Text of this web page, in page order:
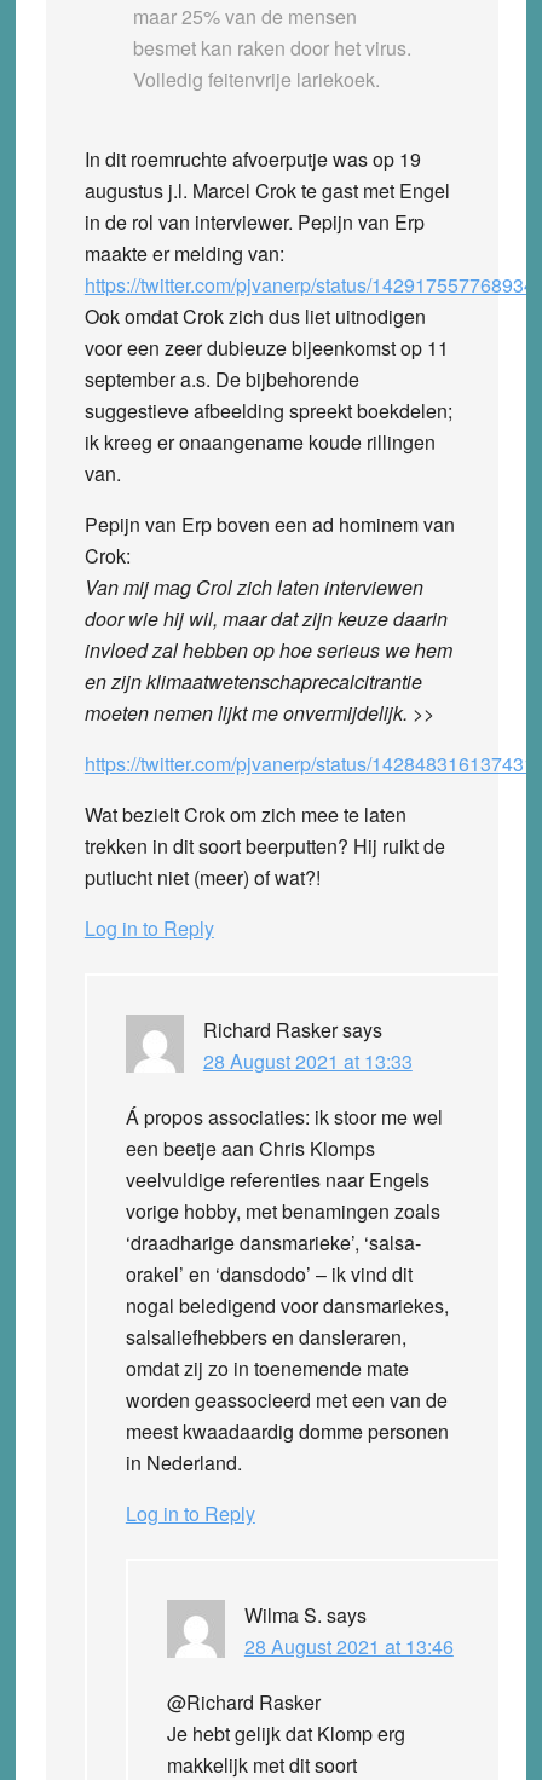
maar 25% van de mensen
besmet kan raken door het virus.
Volledig feitenvrije lariekoek.
In dit roemruchte afvoerputje was op 19
augustus j.l. Marcel Crok te gast met Engel
in de rol van interviewer. Pepijn van Erp
maakte er melding van:
https://twitter.com/pjvanerp/status/
Ook omdat Crok zich dus liet uitnodigen
voor een zeer dubieuze bijeenkomst op 11
september a.s. De bijbehorende
suggestieve afbeelding spreekt boekdelen;
ik kreeg er onaangename koude rillingen
van.
Pepijn van Erp boven een ad hominem van
Crok:
Van mij mag Crol zich laten interviewen
door wie hij wil, maar dat zijn keuze daarin
invloed zal hebben op hoe serieus we hem
en zijn klimaatwetenschaprecalcitrantie
moeten nemen lijkt me onvermijdelijk. >>
https://twitter.com/pjvanerp/status/
Wat bezielt Crok om zich mee te laten
trekken in dit soort beerputten? Hij ruikt de
putlucht niet (meer) of wat?!
Log in to Reply
Richard Raskersays
28 August 2021 at 13:33
Á propos associaties: ik stoor me wel
een beetje aan Chris Klomps
veelvuldige referenties naar Engels
vorige hobby, met benamingen zoals
‘draadharige dansmarieke’, ‘salsa-
orakel’ en ‘dansdodo’ – ik vind dit
nogal beledigend voor dansmariekes,
salsaliefhebbers en dansleraren,
omdat zij zo in toenemende mate
worden geassocieerd met een van de
meest kwaadaardig domme personen
in Nederland.
Log in to Reply
Wilma S. says
28 August 2021 at 13:46
@Richard Rasker
Je hebt gelijk dat Klomp erg
makkelijk met dit soort